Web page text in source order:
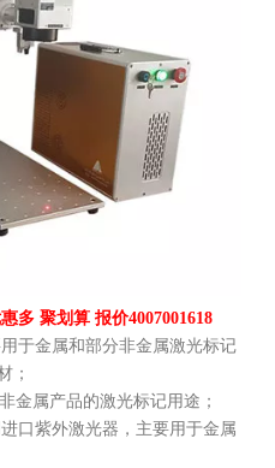
多 聚划算 报价4007001618
于金属和部分非金属激光标记
；
金属产品的激光标记用途；
口紫外激光器，主要用于金属